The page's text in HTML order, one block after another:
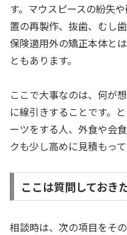
す。マウスピースの紛失
置の再製作、抜歯、むし
保険適用外の矯正本体と
ともあります。
ここで大事なのは、何が
に線引きすることです。
ーツをする人、外食や会
クも少し高めに見積もっ
ここは質問しておき
相談時は、次の項目をそ